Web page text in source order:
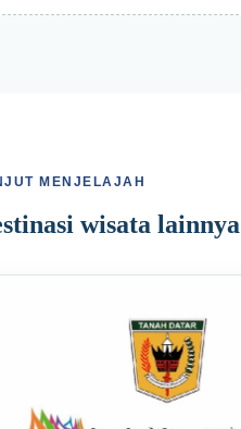
MENJELAJAH
wisata lainnya